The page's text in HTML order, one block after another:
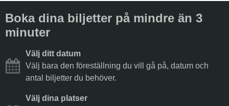
Boka dina biljetter på mindre än 3
minuter
Välj ditt datum
Välj bara den föreställning du vill gå på, datum och
antal biljetter du behöver.
Välj dina platser